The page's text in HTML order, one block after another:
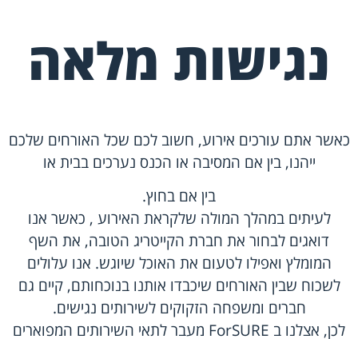
נגישות מלאה
כאשר אתם עורכים אירוע, חשוב לכם שכל האורחים שלכם
ייהנו, בין אם המסיבה או הכנס נערכים בבית או
בין אם בחוץ.
לעיתים במהלך המולה שלקראת האירוע , כאשר אנו
דואגים לבחור את חברת הקייטריג הטובה, את השף
המומלץ ואפילו לטעום את האוכל שיוגש. אנו עלולים
לשכוח שבין האורחים שיכבדו אותנו בנוכחותם, קיים גם
חברים ומשפחה הזקוקים לשירותים נגישים.
לכן, אצלנו ב ForSURE מעבר לתאי השירותים המפוארים